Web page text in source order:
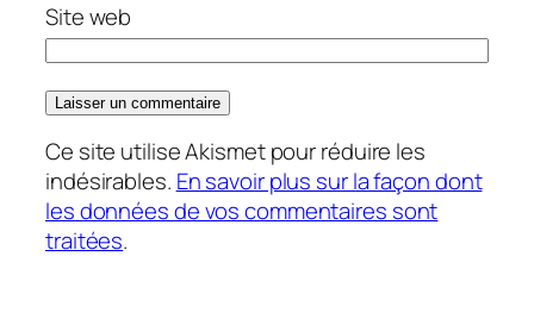
Site web
Ce site utilise Akismet pour réduire les
indésirables. En savoir plus sur la façon dont
les données de vos commentaires sont
traitées.